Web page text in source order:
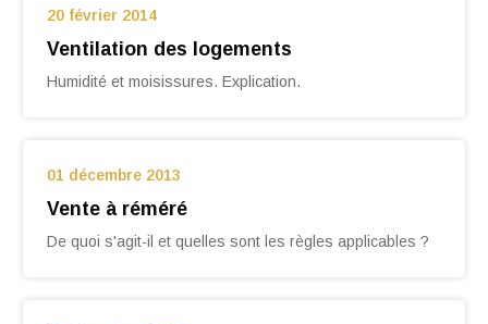
20 février 2014
Ventilation des logements
Humidité et moisissures. Explication.
01 décembre 2013
Vente à réméré
De quoi s'agit-il et quelles sont les règles applicables ?